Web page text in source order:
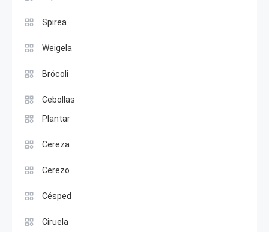
Spirea
Weigela
Brócoli
Cebollas
Plantar
Cereza
Cerezo
Césped
Ciruela